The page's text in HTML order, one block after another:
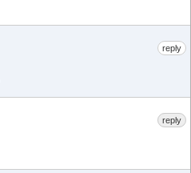
reply
reply